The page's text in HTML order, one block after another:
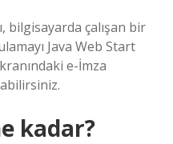
bilgisayarda çalışan bir
Java Web Start
e-İmza
kadar?